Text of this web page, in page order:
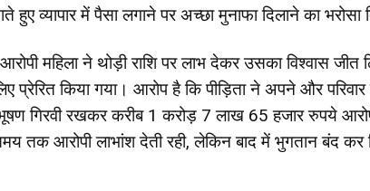
हुए व्यापार में पैसा लगाने पर अच्छा मुनाफा दिलाने का भरोसा
महिला ने थोड़ी राशि पर लाभ देकर उसका विश्वास
किया गया। आरोप है कि पीड़िता ने अपने और
गिरवी रखकर करीब 1 करोड़ 7 लाख 65 हजार रुपये
तक आरोपी लाभांश देती रही, लेकिन बाद में भुगतान बंद कर